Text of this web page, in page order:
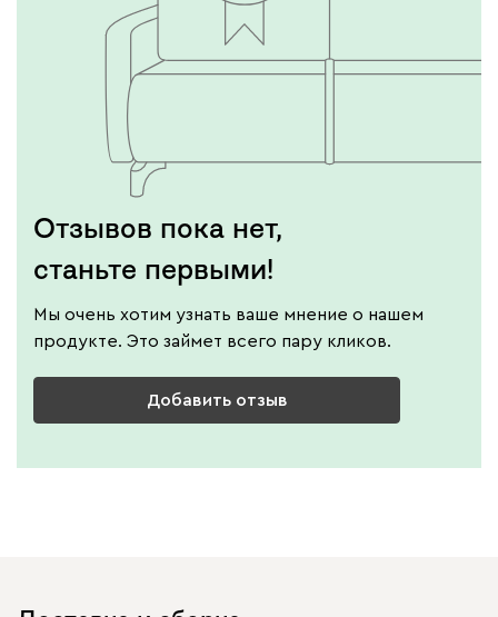
Отзывов пока нет,
станьте первыми!
Мы очень хотим узнать ваше мнение о нашем
продукте. Это займет всего пару кликов.
Добавить отзыв